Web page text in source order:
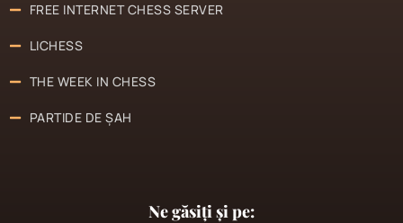
FREE INTERNET CHESS SERVER
LICHESS
THE WEEK IN CHESS
PARTIDE DE ȘAH
Ne găsiți și pe: